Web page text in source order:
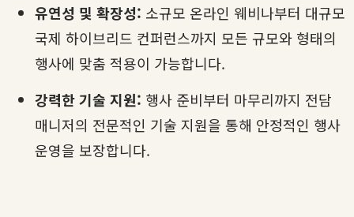
유연성 및 확장성: 소규모 온라인 웨비나부터 대규모
국제 하이브리드 컨퍼런스까지 모든 규모와 형태의
행사에 맞춤 적용이 가능합니다.
강력한 기술 지원: 행사 준비부터 마무리까지 전담
매니저의 전문적인 기술 지원을 통해 안정적인 행사
운영을 보장합니다.